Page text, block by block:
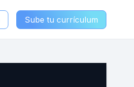
Sube tu currículum